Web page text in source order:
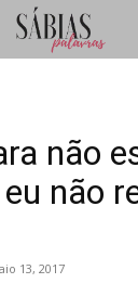
não
não
13, 2017